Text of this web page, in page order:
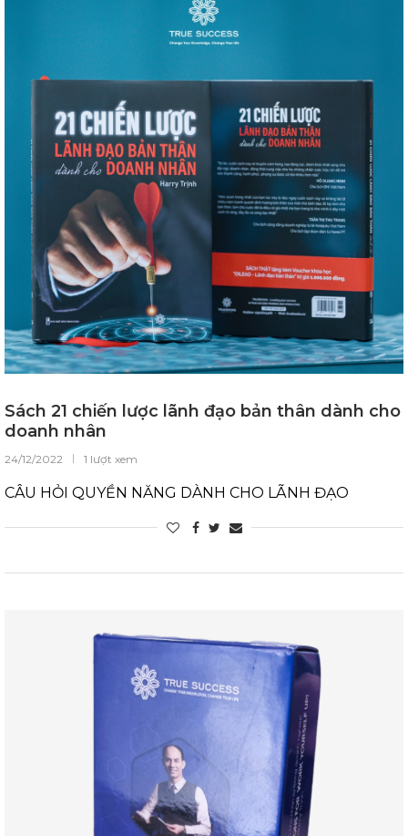
Sách 21 chiến lược lãnh đạo bản thân dành cho
doanh nhân
24/12/2022 1 lượt xem
CÂU HỎI QUYỀN NĂNG DÀNH CHO LÃNH ĐẠO